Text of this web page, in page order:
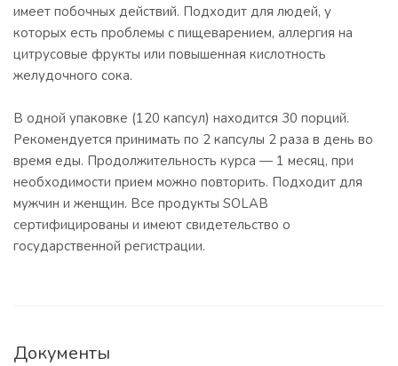
имеет побочных действий. Подходит для людей, у
которых есть проблемы с пищеварением, аллергия на
цитрусовые фрукты или повышенная кислотность
желудочного сока.
В одной упаковке (120 капсул) находится 30 порций.
Рекомендуется принимать по 2 капсулы 2 раза в день во
время еды. Продолжительность курса — 1 месяц, при
необходимости прием можно повторить. Подходит для
мужчин и женщин. Все продукты SOLAB
сертифицированы и имеют свидетельство о
государственной регистрации.
Документы